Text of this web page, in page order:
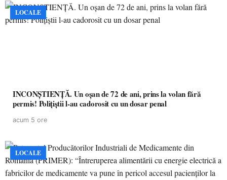
LOCALE
INCONȘTIENȚĂ. Un oșan de 72 de ani, prins la volan fără
permis! Polițiștii l-au cadorosit cu un dosar penal
acum 5 ore
LOCALE